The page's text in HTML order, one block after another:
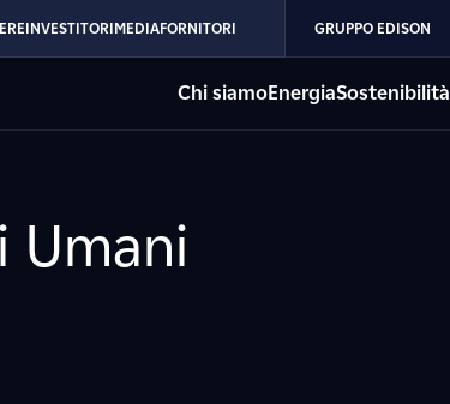
INVESTITORIMEDIAFORNITORI GRUPPO EDISON
Chi siamoEnergiaSostenibilità
Umani